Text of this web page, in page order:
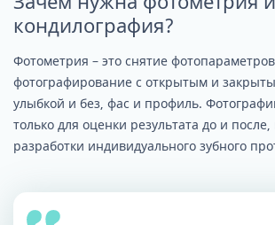
кондилография?
Фотометрия – это снятие
фотографирование с открытым и
улыбкой и без, фас и профиль.
только для оценки результата до и
разработки индивидуального зубного